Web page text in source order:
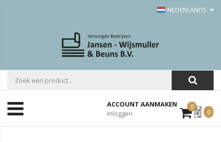
NEDERLANDS
ACCOUNT AANMAKEN
Inloggen
0Mijn
Offerte
0